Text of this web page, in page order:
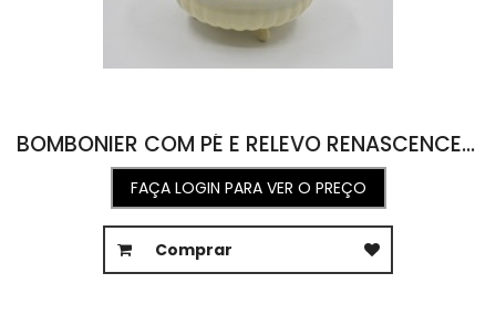
BOMBONIER COM PÉ E RELEVO RENASCENCE CELADON OPACO D14 X 16A
FAÇA LOGIN PARA VER O PREÇO
Comprar